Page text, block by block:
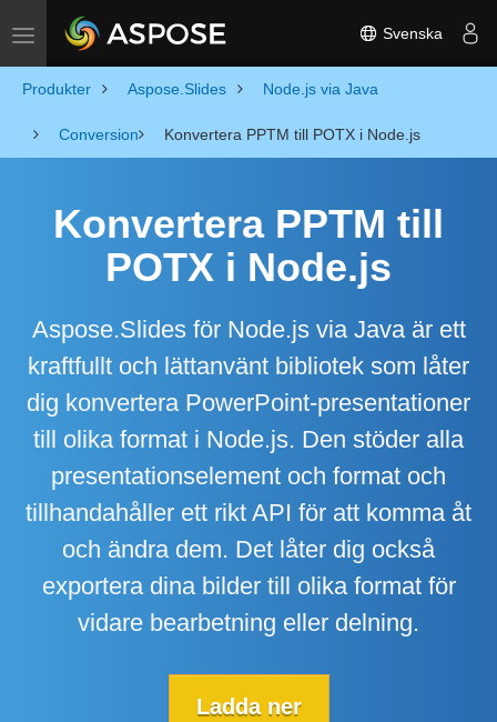
Toggle navigation Svenska
Produkter Aspose.Slides Node.js via Java
Conversion Konvertera PPTM till POTX i Node.js
Konvertera PPTM till
POTX i Node.js
Aspose.Slides för Node.js via Java är ett
kraftfullt och lättanvänt bibliotek som låter
dig konvertera PowerPoint-presentationer
till olika format i Node.js. Den stöder alla
presentationselement och format och
tillhandahåller ett rikt API för att komma åt
och ändra dem. Det låter dig också
exportera dina bilder till olika format för
vidare bearbetning eller delning.
Ladda ner